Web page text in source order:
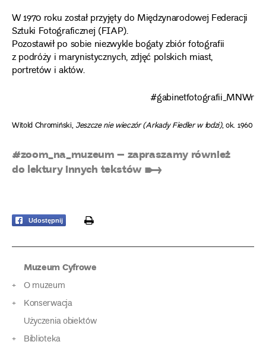
W 1970 roku został przyjęty do Międzynarodowej Federacji
Sztuki Fotograficznej (FIAP).
Pozostawił po sobie niezwykle bogaty zbiór fotografii
z podróży i marynistycznych, zdjęć polskich miast,
portretów i aktów.
#gabinetfotografii_MNWr
Witold Chromiński, Jeszcze nie wieczór (Arkady Fiedler w łodzi), ok. 1960
#zoom_na_muzeum – zapraszamy również
do lektury innych tekstów ➸
Udostępnij print
Muzeum Cyfrowe
O muzeum
Konserwacja
Użyczenia obiektów
Biblioteka